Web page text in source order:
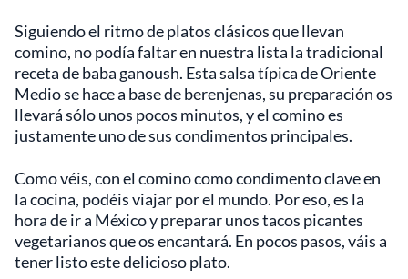
Siguiendo el ritmo de platos clásicos que llevan
comino, no podía faltar en nuestra lista la tradicional
receta de baba ganoush. Esta salsa típica de Oriente
Medio se hace a base de berenjenas, su preparación os
llevará sólo unos pocos minutos, y el comino es
justamente uno de sus condimentos principales.
Como véis, con el comino como condimento clave en
la cocina, podéis viajar por el mundo. Por eso, es la
hora de ir a México y preparar unos tacos picantes
vegetarianos que os encantará. En pocos pasos, váis a
tener listo este delicioso plato.